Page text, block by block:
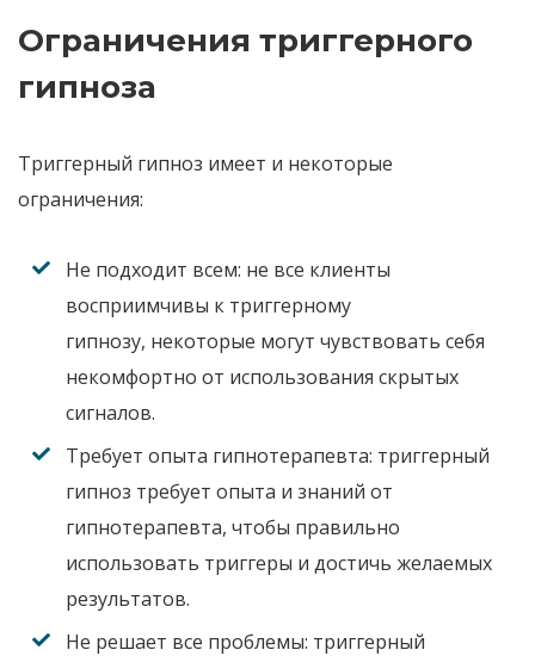
Ограничения триггерного
гипноза
Триггерный гипноз имеет и некоторые
ограничения:
Не подходит всем: не все клиенты
восприимчивы к триггерному
гипнозу, некоторые могут чувствовать себя
некомфортно от использования скрытых
сигналов.
Требует опыта гипнотерапевта: триггерный
гипноз требует опыта и знаний от
гипнотерапевта, чтобы правильно
использовать триггеры и достичь желаемых
результатов.
Не решает все проблемы: триггерный